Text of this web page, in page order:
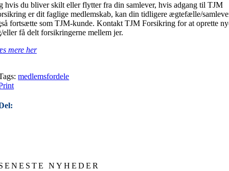
hvis du bliver skilt eller flytter fra din samlever, hvis adgang til TJM
er dit faglige medlemskab, kan din tidligere ægtefælle/
fortsætte som TJM-kunde. Kontakt TJM Forsikring for at oprette
eller få delt forsikringerne mellem jer.
mere her
medlemsfordele
NYHEDER